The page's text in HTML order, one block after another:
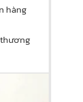
hàng